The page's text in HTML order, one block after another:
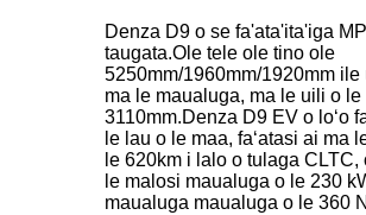
Denza D9 o se fa'ata'ita'iga
taugata.Ole tele ole tino ole
5250mm/1960mm/1920mm ile
ma le maualuga, ma le uili o le
3110mm.Denza D9 EV o loʻo
le lau o le maa, faʻatasi ai ma
le 620km i lalo o tulaga CLTC,
le malosi maualuga o le 230
maualuga maualuga o le 360